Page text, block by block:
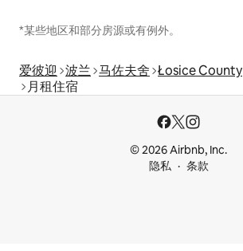
*某些地区和部分房源或有例外。
爱彼迎 波兰 马佐夫舍 Łosice County
月租住宿
© 2026 Airbnb, Inc.
隐私
条款